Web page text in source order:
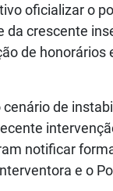
oficializar o
da crescente
de honorários
cenário de
notificar
e o